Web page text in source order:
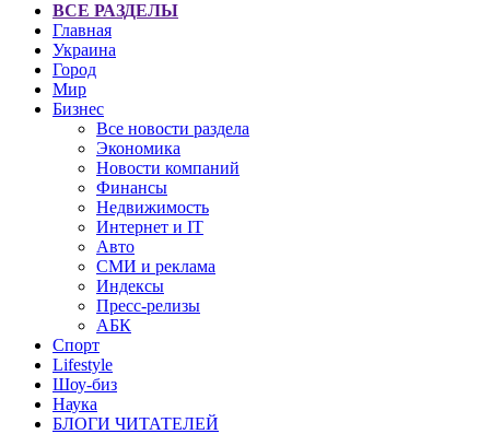
ВСЕ РАЗДЕЛЫ
Главная
Украина
Город
Мир
Бизнес
Все новости раздела
Экономика
Новости компаний
Финансы
Недвижимость
Интернет и IT
Авто
СМИ и реклама
Индексы
Пресс-релизы
АБК
Спорт
Lifestyle
Шоу-биз
Наука
БЛОГИ ЧИТАТЕЛЕЙ